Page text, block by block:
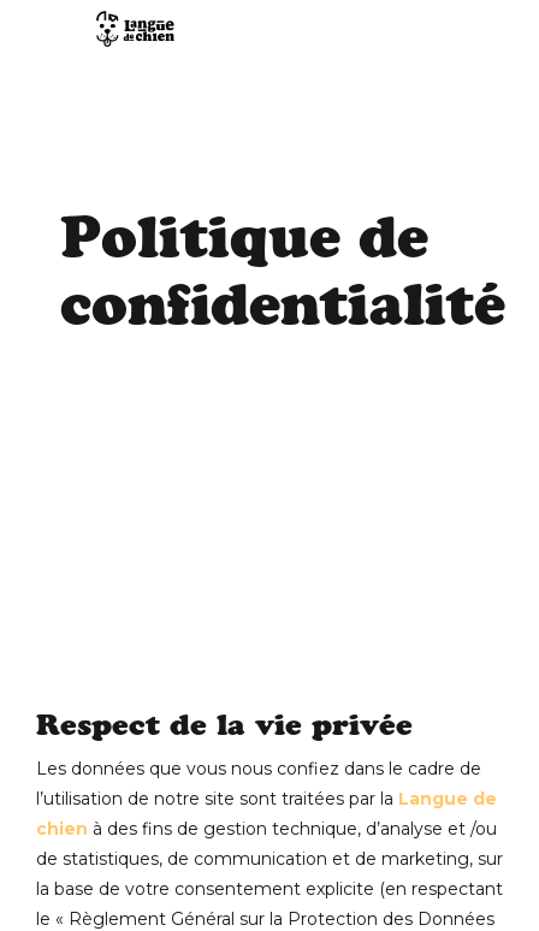
Politique de
confidentialité
Respect de la vie privée
Les données que vous nous confiez dans le cadre de
l’utilisation de notre site sont traitées par la Langue de
chien à des fins de gestion technique, d’analyse et /ou
de statistiques, de communication et de marketing, sur
la base de votre consentement explicite (en respectant
le « Règlement Général sur la Protection des Données